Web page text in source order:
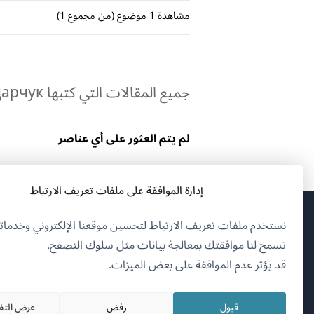
إدارة الموافقة على ملفات تعريف الارتباط
نستخدم ملفات تعريف الارتباط لتحسين موقعنا الإلكتروني
تسمح لنا موافقتك بمعالجة بيانات مثل سلوك التصفح.
قد يؤثر عدم الموافقة على بعض الميزات.
قبول رفض عرض
مشاهدة 1 موضوع (من مجموع 1)
جميع المقالات التي كتبها Володимир Бондарчук:
لم يتم العثور على أي عناصر
© 2026
OnTheGoSystems Limited